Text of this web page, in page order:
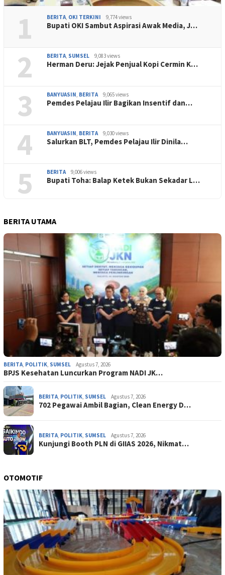
1 BERITA OKI TERKINI 9,774 views
Bupati OKI Sambut Aspirasi Awak Media, J…
2 BERITA SUMSEL 9,083 views
Herman Deru: Jejak Penjual Kopi Cermin K…
3 BANYUASIN BERITA 9,065 views
Pemdes Pelajau Ilir Bagikan Insentif dan…
4 BANYUASIN BERITA 9,030 views
Salurkan BLT, Pemdes Pelajau Ilir Dinila…
5 BERITA 9,006 views
Bupati Toha: Balap Ketek Bukan Sekadar L…
BERITA UTAMA
BERITA POLITIK SUMSEL Agustus 7, 2026
BPJS Kesehatan Luncurkan Program NADI JK…
BERITA POLITIK SUMSEL Agustus 7, 2026
702 Pegawai Ambil Bagian, Clean Energy D…
BERITA POLITIK SUMSEL Agustus 7, 2026
Kunjungi Booth PLN di GIIAS 2026, Nikmat…
OTOMOTIF